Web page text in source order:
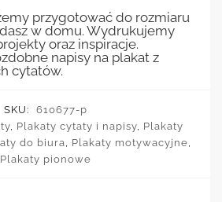
przygotować do rozmiaru
w domu. Wydrukujemy
oraz inspiracje.
napisy na plakat z
cytatów.
SKU:
610677-p
Plakaty cytaty i napisy Plakaty
do biura Plakaty motywacyjne
Plakaty pionowe